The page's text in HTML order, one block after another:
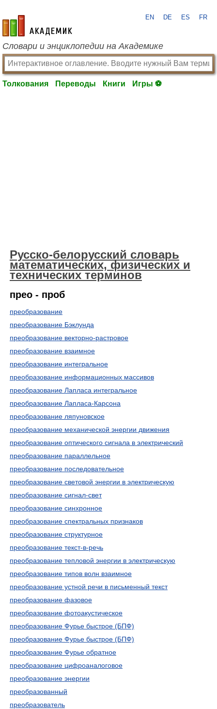
academic.ru
EN DE ES FR
Словари и энциклопедии на Академике
Толкования Переводы Книги Игры ⚽
Русско-белорусский словарь
математических, физических и
технических терминов
прео - проб
преобразование
преобразование Бэклунда
преобразование векторно-растровое
преобразование взаимное
преобразование интегральное
преобразование информационных массивов
преобразование Лапласа интегральное
преобразование Лапласа-Карсона
преобразование ляпуновское
преобразование механической энергии движения
преобразование оптического сигнала в электрический
преобразование параллельное
преобразование последовательное
преобразование световой энергии в электрическую
преобразование сигнал-свет
преобразование синхронное
преобразование спектральных признаков
преобразование структурное
преобразование текст-в-речь
преобразование тепловой энергии в электрическую
преобразование типов волн взаимное
преобразование устной речи в письменный текст
преобразование фазовое
преобразование фотоакустическое
преобразование Фурье быстрое (БПФ)
преобразование Фурье быстрое (БПФ)
преобразование Фурье обратное
преобразование цифроаналоговое
преобразование энергии
преобразованный
преобразователь